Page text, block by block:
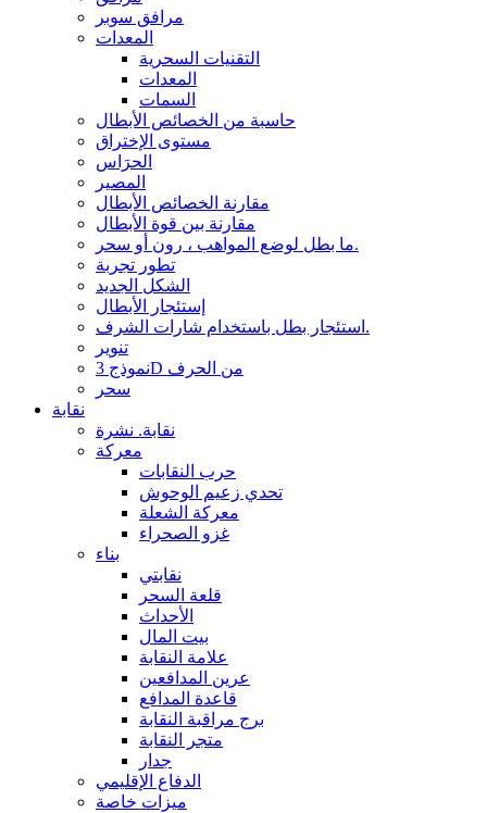
مرافق سوبر
المعدات
التقنيات السحرية
المعدات
السمات
حاسبة من الخصائص الأبطال
مستوى الإختراق
الحرَاس
المصير
مقارنة الخصائص الأبطال
مقارنة بين قوة الأبطال
ما بطل لوضع المواهب ، رون أو سحر.
تطور تجربة
الشكل الجديد
إستئجار الأبطال
استئجار بطل باستخدام شارات الشرف.
تنوير
نموذج 3D من الحرف
سحر
نقابة
نقابة. نشرة
معركة
حرب النقابات
تحدي زعيم الوحوش
معركة الشعلة
غزو الصحراء
بناء
نقابتي
قلعة السحر
الأحداث
بيت المال
علامة النقابة
عرين المدافعين
قاعدة المدافع
برج مراقبة النقابة
متجر النقابة
جدار
الدفاع الإقليمي
ميزات خاصة